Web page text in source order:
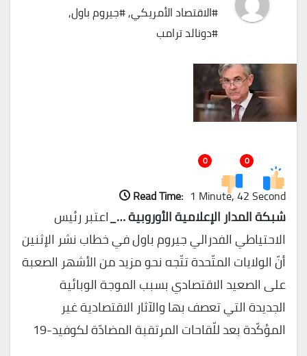
#الاقتصاد الأمريكي,#جيروم باول,
#دونالد ترامب
0
0
Read Time: 1 Minute, 42 Second
شبكة المدار الإعلامية الأوروبية …_اعتبر رئيس
الاحتياطي الفدرالي جيروم باول في خطاب نشر الإثنين
أنّ الولايات المتّحدة تتّجه نحو مزيد من الأشهر الصعبة
على الصعيد الاقتصادي بسبب الموجة الوبائية
الجديدة التي تعصف بها والآثار الاقتصادية غير
المؤكّدة بعد للّقاحات المرتقبة المضادّة لكوفيد-19